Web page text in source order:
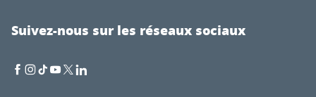
Suivez-nous sur les réseaux sociaux